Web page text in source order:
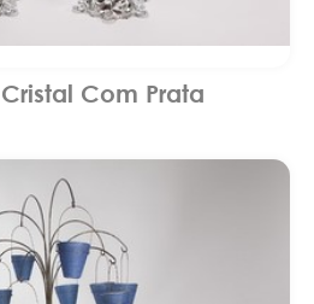
Com Prata